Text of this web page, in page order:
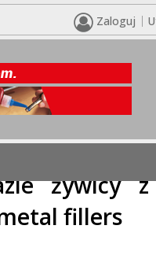
Zaloguj
repair and protection
żywicy z
fillers